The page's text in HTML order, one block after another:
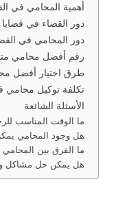
أهمية المحامي في
دور القضاء في قضايا
دور المحامي في
رقم أفضل محامي متخصص
طرق اختيار أفضل
تكلفة توكيل محامي
الأسئلة الشائعة
ما الوقت المناسب
هل وجود المحامي
ما الفرق بين
هل يمكن حل مشاكل